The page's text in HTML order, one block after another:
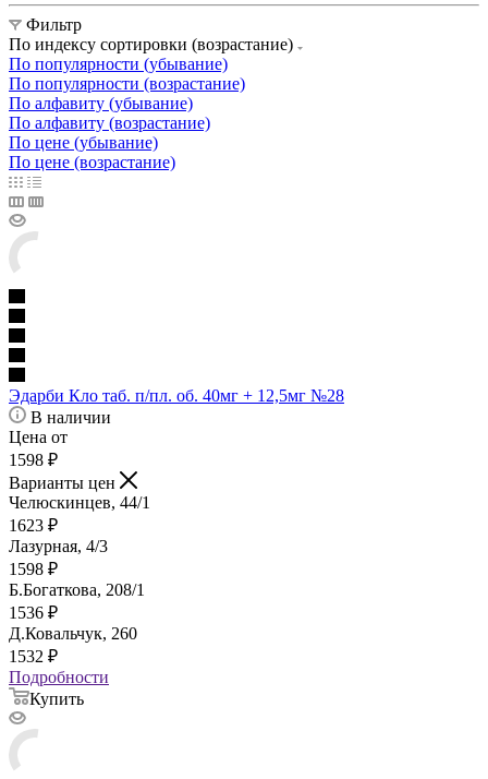
Фильтр
По индексу сортировки (возрастание)
По популярности (убывание)
По популярности (возрастание)
По алфавиту (убывание)
По алфавиту (возрастание)
По цене (убывание)
По цене (возрастание)
Эдарби Кло таб. п/пл. об. 40мг + 12,5мг №28
В наличии
Цена от
1598 ₽
Варианты цен
Челюскинцев, 44/1
1623 ₽
Лазурная, 4/3
1598 ₽
Б.Богаткова, 208/1
1536 ₽
Д.Ковальчук, 260
1532 ₽
Подробности
Купить